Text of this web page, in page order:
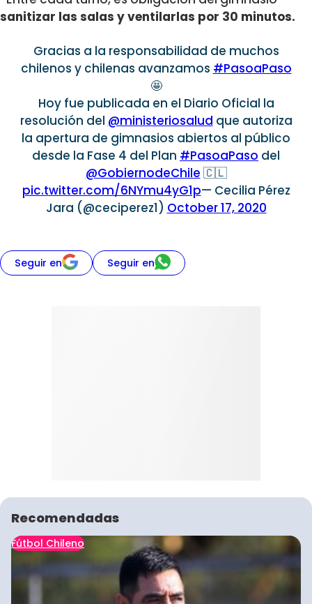
sanitizar las salas y ventilarlas por 30 minutos.
Gracias a la responsabilidad de muchos
chilenos y chilenas avanzamos #PasoaPaso
🤩
Hoy fue publicada en el Diario Oficial la
resolución del @ministeriosalud que autoriza
la apertura de gimnasios abiertos al público
desde la Fase 4 del Plan #PasoaPaso del
@GobiernodeChile 🇨🇱
pic.twitter.com/6NYmu4yG1p— Cecilia Pérez
Jara (@ceciperez1) October 17, 2020
Seguir en Seguir en
Recomendadas
Fútbol Chileno